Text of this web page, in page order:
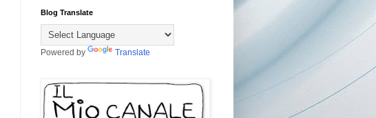
Blog Translate
Powered by Translate